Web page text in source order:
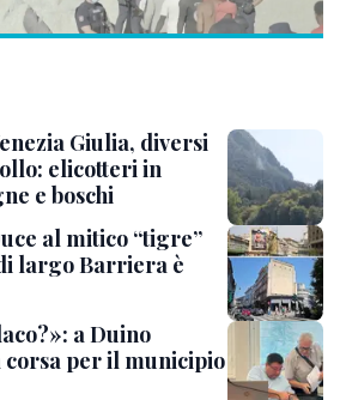
Giulia, diversi
elicotteri in
e boschi
al mitico “tigre”
largo Barriera è
a Duino
corsa per il municipio